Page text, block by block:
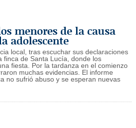
menores de la causa
adolescente
local, tras escuchar sus declaraciones
finca de Santa Lucía, donde los
fiesta. Por la tardanza en el comienzo
muchas evidencias. El informe
no sufrió abuso y se esperan nuevas